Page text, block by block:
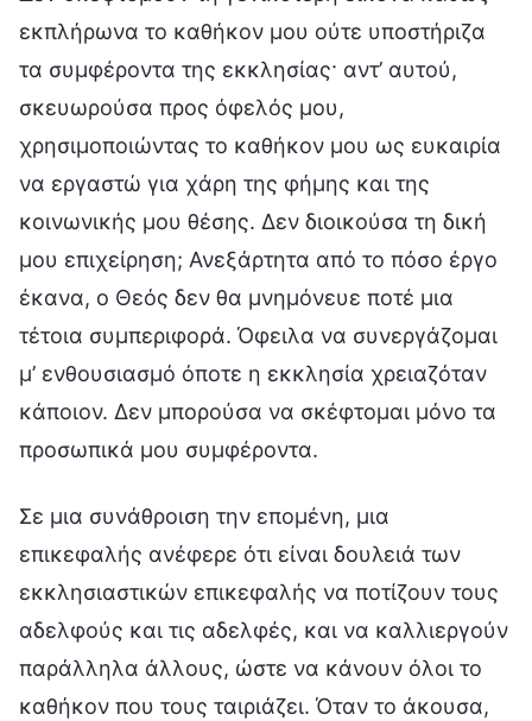
εκπλήρωνα το καθήκον μου ούτε υποστήριζα
τα συμφέροντα της εκκλησίας· αντ’ αυτού,
σκευωρούσα προς όφελός μου,
χρησιμοποιώντας το καθήκον μου ως ευκαιρία
να εργαστώ για χάρη της φήμης και της
κοινωνικής μου θέσης. Δεν διοικούσα τη δική
μου επιχείρηση; Ανεξάρτητα από το πόσο έργο
έκανα, ο Θεός δεν θα μνημόνευε ποτέ μια
τέτοια συμπεριφορά. Όφειλα να συνεργάζομαι
μ’ ενθουσιασμό όποτε η εκκλησία χρειαζόταν
κάποιον. Δεν μπορούσα να σκέφτομαι μόνο τα
προσωπικά μου συμφέροντα.
Σε μια συνάθροιση την επομένη, μια
επικεφαλής ανέφερε ότι είναι δουλειά των
εκκλησιαστικών επικεφαλής να ποτίζουν τους
αδελφούς και τις αδελφές, και να καλλιεργούν
παράλληλα άλλους, ώστε να κάνουν όλοι το
καθήκον που τους ταιριάζει. Όταν το άκουσα,